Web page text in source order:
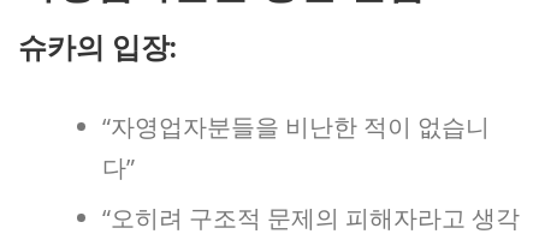
슈카의 입장:
“자영업자분들을 비난한 적이 없습니
다”
“오히려 구조적 문제의 피해자라고 생각